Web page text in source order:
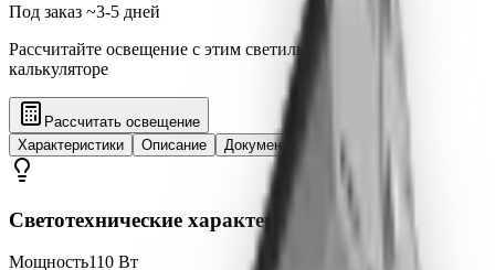
Под заказ ~3-5 дней
Рассчитайте освещение с этим светильником в 3D
калькуляторе
Рассчитать освещение
Характеристики
Описание Документация Отзывы
Светотехнические характеристики
Мощность110 Вт